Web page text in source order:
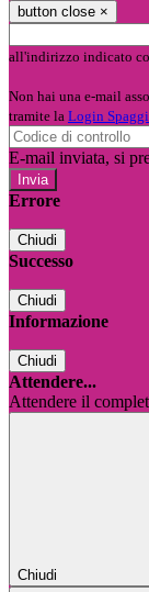
button close ×
all'indirizzo indicato
Non hai una e-mail
tramite la Login
E-mail inviata, si
Errore
Chiudi
Successo
Chiudi
Informazione
Chiudi
Attendere...
Attendere il
Chiudi